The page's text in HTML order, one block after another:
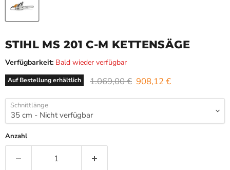
STIHL MS 201 C-M KETTENSÄGE
Verfügbarkeit: Bald wieder verfügbar
Auf Bestellung erhältlich Ursprünglicher Preis
1.069,00 € Aktueller Preis
908,12 €
Schnittlänge
Anzahl